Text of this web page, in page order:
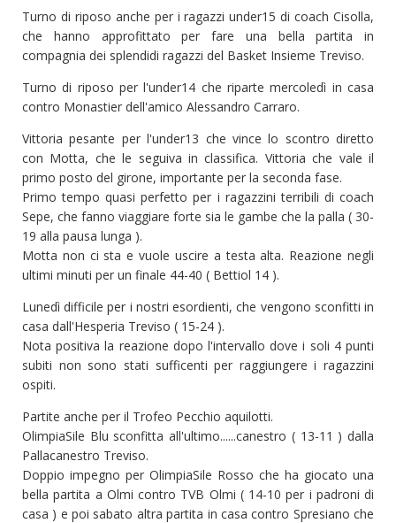
Turno di riposo anche per i ragazzi under15 di coach Cisolla,
che hanno approfittato per fare una bella partita in
compagnia dei splendidi ragazzi del Basket Insieme Treviso.
Turno di riposo per l'under14 che riparte mercoledì in casa
contro Monastier dell'amico Alessandro Carraro.
Vittoria pesante per l'under13 che vince lo scontro diretto
con Motta, che le seguiva in classifica. Vittoria che vale il
primo posto del girone, importante per la seconda fase.
Primo tempo quasi perfetto per i ragazzini terribili di coach
Sepe, che fanno viaggiare forte sia le gambe che la palla ( 30-
19 alla pausa lunga ).
Motta non ci sta e vuole uscire a testa alta. Reazione negli
ultimi minuti per un finale 44-40 ( Bettiol 14 ).
Lunedì difficile per i nostri esordienti, che vengono sconfitti in
casa dall'Hesperia Treviso ( 15-24 ).
Nota positiva la reazione dopo l'intervallo dove i soli 4 punti
subiti non sono stati sufficenti per raggiungere i ragazzini
ospiti.
Partite anche per il Trofeo Pecchio aquilotti.
OlimpiaSile Blu sconfitta all'ultimo......canestro ( 13-11 ) dalla
Pallacanestro Treviso.
Doppio impegno per OlimpiaSile Rosso che ha giocato una
bella partita a Olmi contro TVB Olmi ( 14-10 per i padroni di
casa ) e poi sabato altra partita in casa contro Spresiano che